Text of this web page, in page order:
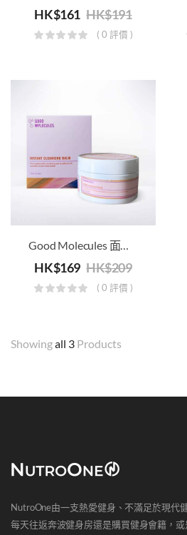
HK$161 HK$191
( 0 評價 )
Good Molecules 面部及眼部卸妝霜
HK$169 HK$209
( 0 評價 )
Showingall 3 Products
NutroOne由一支熱愛健身、不滿足於現代
每天往返奔波健身房還是購買健身會籍，